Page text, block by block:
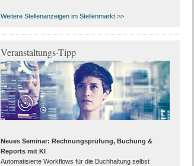
Weitere Stellenanzeigen im Stellenmarkt >>
Veranstaltungs-Tipp
Neues Seminar: Rechnungsprüfung, Buchung &
Reports mit KI
Automatisierte Workflows für die Buchhaltung selbst